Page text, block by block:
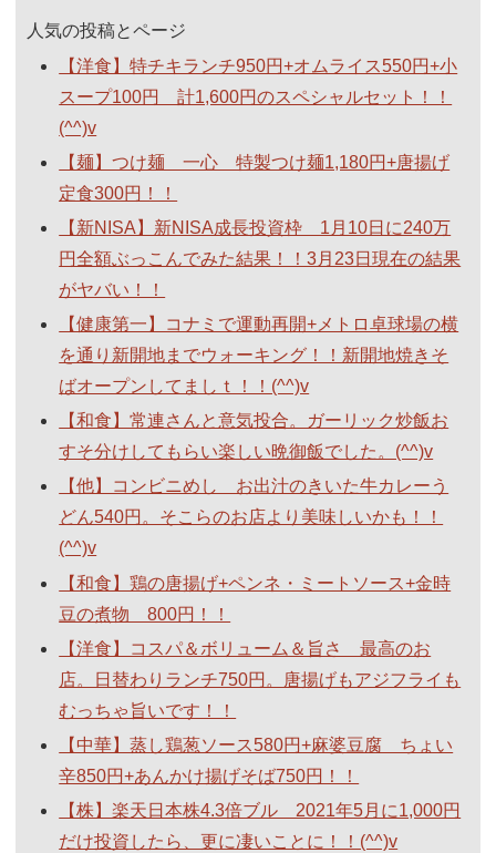
人気の投稿とページ
【洋食】特チキランチ950円+オムライス550円+小
スープ100円 計1,600円のスペシャルセット！！
(^^)v
【麺】つけ麺 一心 特製つけ麺1,180円+唐揚げ
定食300円！！
【新NISA】新NISA成長投資枠 1月10日に240万
円全額ぶっこんでみた結果！！3月23日現在の結果
がヤバい！！
【健康第一】コナミで運動再開+メトロ卓球場の横
を通り新開地までウォーキング！！新開地焼きそ
ばオープンしてましｔ！！(^^)v
【和食】常連さんと意気投合。ガーリック炒飯お
すそ分けしてもらい楽しい晩御飯でした。(^^)v
【他】コンビニめし お出汁のきいた牛カレーう
どん540円。そこらのお店より美味しいかも！！
(^^)v
【和食】鶏の唐揚げ+ペンネ・ミートソース+金時
豆の煮物 800円！！
【洋食】コスパ＆ボリューム＆旨さ 最高のお
店。日替わりランチ750円。唐揚げもアジフライも
むっちゃ旨いです！！
【中華】蒸し鶏葱ソース580円+麻婆豆腐 ちょい
辛850円+あんかけ揚げそば750円！！
【株】楽天日本株4.3倍ブル 2021年5月に1,000円
だけ投資したら、更に凄いことに！！(^^)v